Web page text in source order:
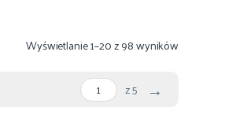
Wyświetlanie 1–20 z 98 wynikówPosortowane
z 5 →